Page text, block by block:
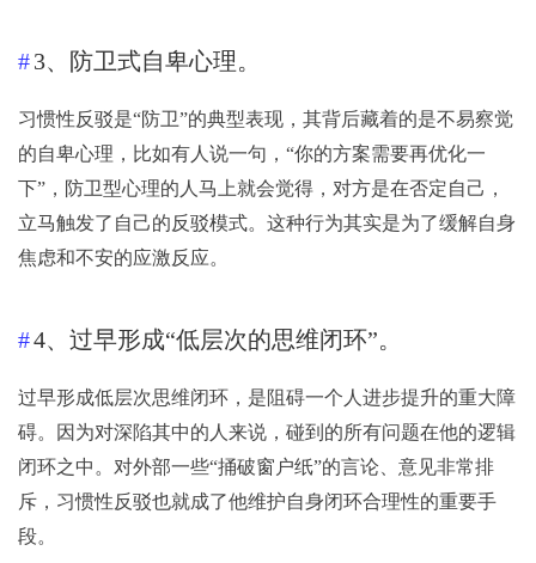
3、防卫式自卑心理。
习惯性反驳是“防卫”的典型表现，其背后藏着的是不易察觉
的自卑心理，比如有人说一句，“你的方案需要再优化一
下”，防卫型心理的人马上就会觉得，对方是在否定自己，
立马触发了自己的反驳模式。这种行为其实是为了缓解自身
焦虑和不安的应激反应。
4、过早形成“低层次的思维闭环”。
过早形成低层次思维闭环，是阻碍一个人进步提升的重大障
碍。因为对深陷其中的人来说，碰到的所有问题在他的逻辑
闭环之中。对外部一些“捅破窗户纸”的言论、意见非常排
斥，习惯性反驳也就成了他维护自身闭环合理性的重要手
段。